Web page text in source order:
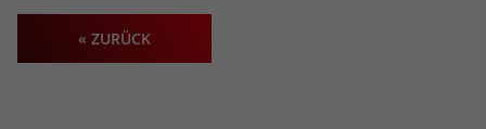
« ZURÜCK